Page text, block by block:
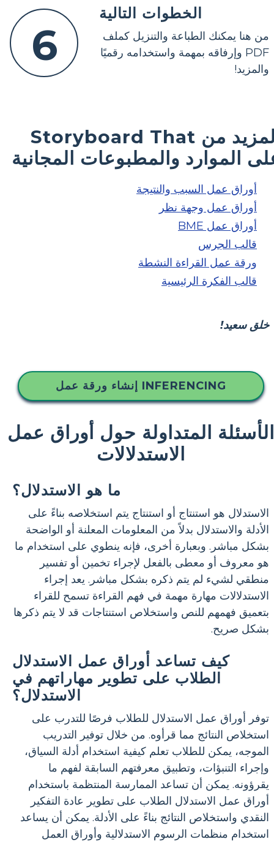
6
الخطوات التالية
من هنا يمكنك الطباعة والتنزيل كملف
PDF وإرفاقه بمهمة واستخدامه رقميًا
والمزيد!
المزيد من Storyboard That
الموارد والمطبوعات المجانية
أوراق عمل السبب والنتيجة
أوراق عمل وجهة نظر
أوراق عمل BME
قالب الجرس
ورقة عمل القراءة النشطة
قالب الفكرة الرئيسية
خلق سعيد!
إنشاء ورقة عمل INFERENCING
الأسئلة المتداولة حول أوراق عمل
الاستدلالات
ما هو الاستدلال؟
الاستدلال هو استنتاج أو استنتاج يتم استخلاصه بناءً على
الأدلة والاستدلال بدلاً من المعلومات المعلنة أو الواضحة
بشكل مباشر. وبعبارة أخرى، فإنه ينطوي على استخدام ما
هو معروف أو معطى بالفعل لإجراء تخمين أو تفسير
منطقي لشيء لم يتم ذكره بشكل مباشر. يعد إجراء
الاستدلالات مهارة مهمة في فهم القراءة تسمح للقراء
بتعميق فهمهم للنص واستخلاص استنتاجات قد لا يتم ذكرها
بشكل صريح.
كيف تساعد أوراق عمل الاستدلال
الطلاب على تطوير مهاراتهم في
الاستدلال؟
توفر أوراق عمل الاستدلال للطلاب فرصًا للتدرب على
استخلاص النتائج مما قرأوه. من خلال توفير التدريب
الموجه، يمكن للطلاب تعلم كيفية استخدام أدلة السياق،
وإجراء التنبؤات، وتطبيق معرفتهم السابقة لفهم ما
يقرؤونه. يمكن أن تساعد الممارسة المنتظمة باستخدام
أوراق عمل الاستدلال الطلاب على تطوير عادة التفكير
النقدي واستخلاص النتائج بناءً على الأدلة. يمكن أن يساعد
استخدام منظمات الرسوم الاستدلالية وأوراق العمل